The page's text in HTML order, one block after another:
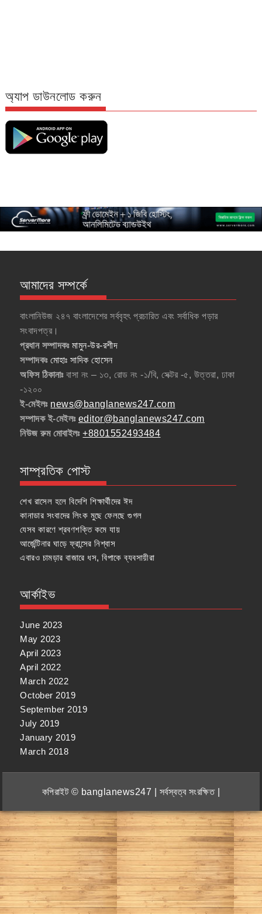
অ্যাপ ডাউনলোড করুন
আমাদের সম্পর্কে
বাংলানিউজ ২৪৭ বাংলাদেশের সর্ববৃহৎ প্রচারিত এবং সর্বাধিক পড়ার
সংবাদপত্র।
প্রধান সম্পাদকঃমামুন-উর-রশীদ
সম্পাদকঃ মোহাঃ সাদিক হোসেন
অফিস ঠিকানাঃবাসা নং – ১৩, রোড নং -১/বি, সেক্টর -৫, উত্তরা, ঢাকা
-১২০০
ই-মেইলঃ news@banglanews247.com
সম্পাদক ই-মেইলঃ editor@banglanews247.com
নিউজ রুম মোবাইলঃ+8801552493484
সাম্প্রতিক পোস্ট
শেখ রাসেল হলে বিদেশি শিক্ষার্থীদের ঈদ
কানাডার সংবাদের লিংক মুছে ফেলছে গুগল
যেসব কারণে শ্রবণশক্তি কমে যায়
আর্জেন্টিনার ঘাড়ে ফ্রান্সের নিশ্বাস
এবারও চামড়ার বাজারে ধস, বিপাকে ব্যবসায়ীরা
আর্কাইভ
June 2023
May 2023
April 2023
April 2022
March 2022
October 2019
September 2019
July 2019
January 2019
March 2018
কপিরাইট © banglanews247 | সর্বস্বত্ব সংরক্ষিত |